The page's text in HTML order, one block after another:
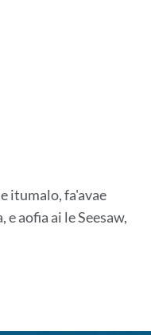
itumalo, fa'avae
aofia ai le Seesaw,